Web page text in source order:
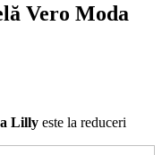
Vero Moda
Lilly este la reduceri